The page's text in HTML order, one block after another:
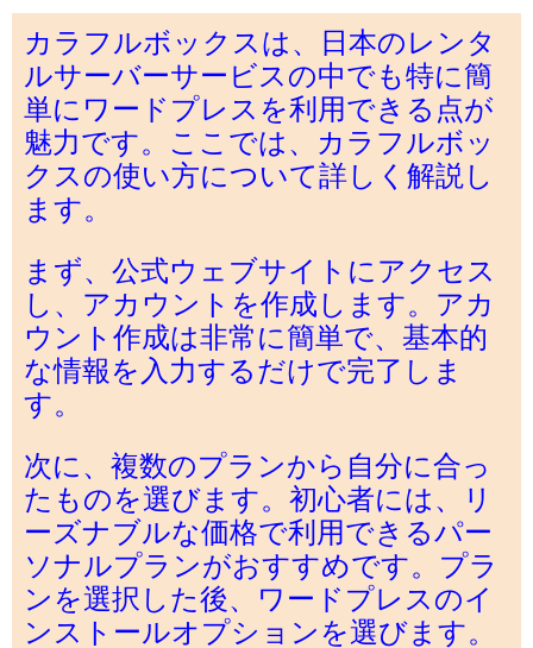
カラフルボックスは、日本のレンタ
ルサーバーサービスの中でも特に簡
単にワードプレスを利用できる点が
魅力です。ここでは、カラフルボッ
クスの使い方について詳しく解説し
ます。
まず、公式ウェブサイトにアクセス
し、アカウントを作成します。アカ
ウント作成は非常に簡単で、基本的
な情報を入力するだけで完了しま
す。
次に、複数のプランから自分に合っ
たものを選びます。初心者には、リ
ーズナブルな価格で利用できるパー
ソナルプランがおすすめです。プラ
ンを選択した後、ワードプレスのイ
ンストールオプションを選びます。